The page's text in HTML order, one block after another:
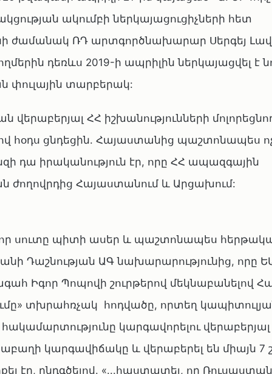
ակումբի ներկայացուցիչների հետ
ժամանակ ՌԴ արտգործնախարար Սերգեյ
դեռևս 2019-ի ապրիլին ներկայացվել է
փուլային տարբերակ:
ՀՀ իշխանությունների
հօդս ցնդեցին. Հայաստանից պաշտոնապես
դա իրականություն էր, որը ՀՀ ապազգային
ժողովրդից Հայաստանում և Արցախում:
սուտը պիտի ասեր և պաշտոնապես
Դաշնության ԱԳ նախարարությունից, որը
Իգոր Պոպովի շուրթերով մեկնաբանելով
տխրահռչակ հոդվածը, որտեղ
կարգավորելու
կարգավիճակը և վերաբերել են միայն 7
էր, ընդգծելով. «...հաստատել, որ